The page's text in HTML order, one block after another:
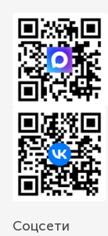
Соцсети